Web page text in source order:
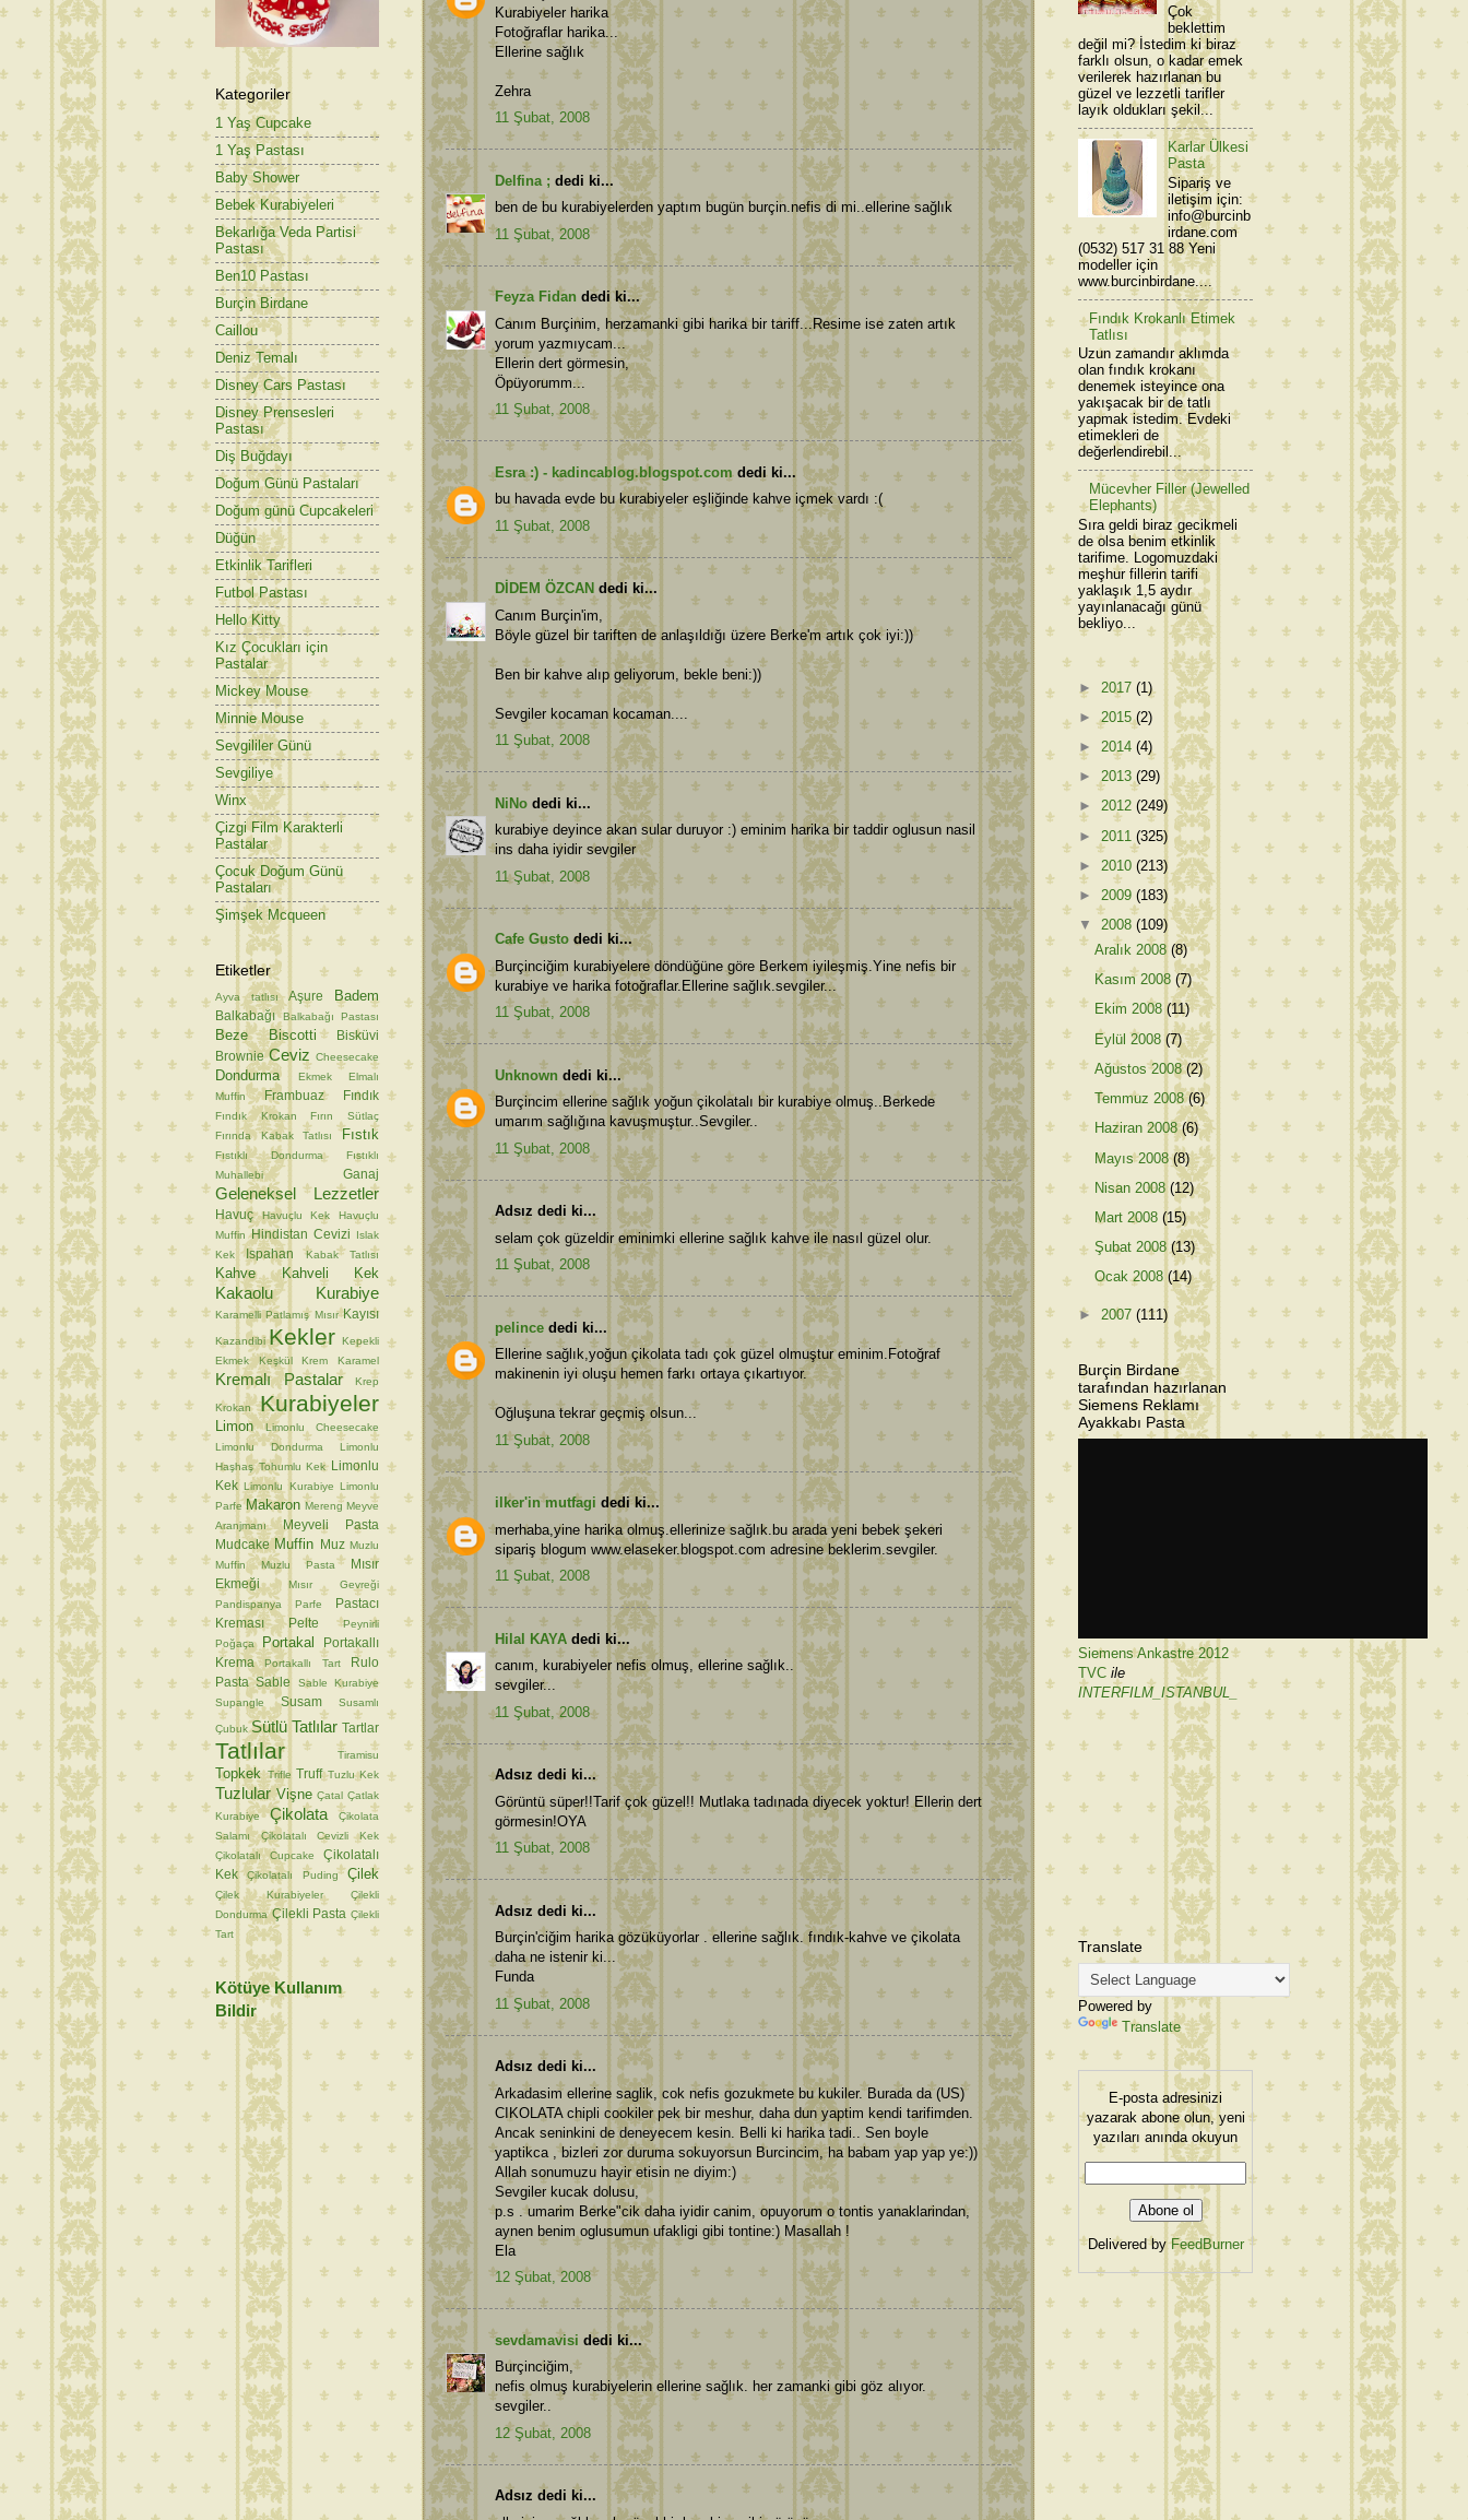
Kurabiyeler harika
Fotoğraflar harika...
Ellerine sağlık
Zehra
11 Şubat, 2008
Delfina ; dedi ki...
ben de bu kurabiyelerden yaptım bugün burçin.nefis di mi..ellerine sağlık
11 Şubat, 2008
Feyza Fidan dedi ki...
Canım Burçinim, herzamanki gibi harika bir tariff...Resime ise zaten artık
yorum yazmıycam...
Ellerin dert görmesin,
Öpüyorumm...
11 Şubat, 2008
Esra :) - kadincablog.blogspot.comdedi ki...
bu havada evde bu kurabiyeler eşliğinde kahve içmek vardı :(
11 Şubat, 2008
DİDEM ÖZCAN dedi ki...
Canım Burçin'im,
Böyle güzel bir tariften de anlaşıldığı üzere Berke'm artık çok iyi:))
Ben bir kahve alıp geliyorum, bekle beni:))
Sevgiler kocaman kocaman....
11 Şubat, 2008
NiNo dedi ki...
kurabiye deyince akan sular duruyor :) eminim harika bir taddir oglusun nasil
ins daha iyidir sevgiler
11 Şubat, 2008
Cafe Gusto dedi ki...
Burçinciğim kurabiyelere döndüğüne göre Berkem iyileşmiş.Yine nefis bir
kurabiye ve harika fotoğraflar.Ellerine sağlık.sevgiler...
11 Şubat, 2008
Unknown dedi ki...
Burçincim ellerine sağlık yoğun çikolatalı bir kurabiye olmuş..Berkede
umarım sağlığına kavuşmuştur..Sevgiler..
11 Şubat, 2008
Adsız dedi ki...
selam çok güzeldir eminimki ellerine sağlık kahve ile nasıl güzel olur.
11 Şubat, 2008
pelince dedi ki...
Ellerine sağlık,yoğun çikolata tadı çok güzel olmuştur eminim.Fotoğraf
makinenin iyi oluşu hemen farkı ortaya çıkartıyor.
Oğluşuna tekrar geçmiş olsun...
11 Şubat, 2008
ilker'in mutfagi dedi ki...
merhaba,yine harika olmuş.ellerinize sağlık.bu arada yeni bebek şekeri
sipariş blogum www.elaseker.blogspot.com adresine beklerim.sevgiler.
11 Şubat, 2008
Hilal KAYA dedi ki...
canım, kurabiyeler nefis olmuş, ellerine sağlık..
sevgiler...
11 Şubat, 2008
Adsız dedi ki...
Görüntü süper!!Tarif çok güzel!! Mutlaka tadınada diyecek yoktur! Ellerin dert
görmesin!OYA
11 Şubat, 2008
Adsız dedi ki...
Burçin'ciğim harika gözüküyorlar . ellerine sağlık. fındık-kahve ve çikolata
daha ne istenir ki...
Funda
11 Şubat, 2008
Adsız dedi ki...
Arkadasim ellerine saglik, cok nefis gozukmete bu kukiler. Burada da (US)
CIKOLATA chipli cookiler pek bir meshur, daha dun yaptim kendi tarifimden.
Ancak seninkini de deneyecem kesin. Belli ki harika tadi.. Sen boyle
yaptikca , bizleri zor duruma sokuyorsun Burcincim, ha babam yap yap ye:))
Allah sonumuzu hayir etisin ne diyim:)
Sevgiler kucak dolusu,
p.s . umarim Berke"cik daha iyidir canim, opuyorum o tontis yanaklarindan,
aynen benim oglusumun ufakligi gibi tontine:) Masallah !
Ela
12 Şubat, 2008
sevdamavisi dedi ki...
Burçinciğim,
nefis olmuş kurabiyelerin ellerine sağlık. her zamanki gibi göz alıyor.
sevgiler..
12 Şubat, 2008
Adsız dedi ki...
Kategoriler
1 Yaş Cupcake
1 Yaş Pastası
Baby Shower
Bebek Kurabiyeleri
Bekarlığa Veda Partisi
Pastası
Ben10 Pastası
Burçin Birdane
Caillou
Deniz Temalı
Disney Cars Pastası
Disney Prensesleri
Pastası
Diş Buğdayı
Doğum Günü Pastaları
Doğum günü Cupcakeleri
Düğün
Etkinlik Tarifleri
Futbol Pastası
Hello Kitty
Kız Çocukları için
Pastalar
Mickey Mouse
Minnie Mouse
Sevgililer Günü
Sevgiliye
Winx
Çizgi Film Karakterli
Pastalar
Çocuk Doğum Günü
Pastaları
Şimşek Mcqueen
Etiketler
Ayva tatlısı Aşure Badem
Balkabağı Balkabağı Pastası
Beze Biscotti
Bisküvi
Brownie Ceviz Cheesecake
Dondurma Ekmek
Elmalı
Muffin
Frambuaz Fındık
Fındık Krokan
Fırın Sütlaç
Fırında Kabak Tatlısı
Fıstık
Fıstıklı Dondurma
Fıstıklı
Muhallebi
Ganaj
Geleneksel Lezzetler
Havuç Havuçlu Kek
Havuçlu
Muffin Hindistan Cevizi
Islak
Kek
Ispahan Kabak Tatlısı
Kahve Kahveli Kek
Kakaolu Kurabiye
Karamelli Patlamış Mısır Kayısı
Kazandibi Kekler Kepekli
Ekmek
Keşkül Krem Karamel
Kremalı Pastalar Krep
Krokan Kurabiyeler
Limon
Limonlu Cheesecake
Limonlu Dondurma
Limonlu
Haşhaş Tohumlu Kek
Limonlu
Kek Limonlu Kurabiye Limonlu
Parfe Makaron Mereng Meyve
Aranjmanı
Meyveli Pasta
Mudcake Muffin Muz Muzlu
Muffin
Muzlu Pasta
Mısır
Ekmeği
Mısır Gevreği
Pandispanya
Parfe
Pastacı
Kreması
Pelte
Peynirli
Poğaça
Portakal
Portakallı
Krema
Portakallı Tart
Rulo
Pasta Sable
Sable Kurabiye
Supangle
Susam Susamlı
Çubuk Sütlü Tatlılar Tartlar
Tatlılar Tiramisu
Topkek Trifle Truff Tuzlu Kek
Tuzlular Vişne Çatal Çatlak
Kurabiye
Çikolata
Çikolata
Salamı
Çikolatalı Cevizli Kek
Çikolatalı Cupcake
Çikolatalı
Kek
Çikolatalı Puding Çilek
Çilek Kurabiyeler
Çilekli
Dondurma Çilekli Pasta Çilekli
Tart
Kötüye Kullanım
Bildir
Çok
beklettim
değil mi? İstedim ki biraz
farklı olsun, o kadar emek
verilerek hazırlanan bu
güzel ve lezzetli tarifler
layık oldukları şekil...
Karlar Ülkesi
Pasta
Sipariş ve
iletişim için:
info@burcinb
irdane.com
(0532) 517 31 88 Yeni
modeller için
www.burcinbirdane....
Fındık Krokanlı Etimek
Tatlısı
Uzun zamandır aklımda
olan fındık krokanı
denemek isteyince ona
yakışacak bir de tatlı
yapmak istedim. Evdeki
etimekleri de
değerlendirebil...
Mücevher Filler (Jewelled
Elephants)
Sıra geldi biraz gecikmeli
de olsa benim etkinlik
tarifime. Logomuzdaki
meşhur fillerin tarifi
yaklaşık 1,5 aydır
yayınlanacağı günü
bekliyo...
► 2017 (1)
►2015(2)
► 2014 (4)
► 2013 (29)
► 2012 (249)
► 2011 (325)
► 2010 (213)
► 2009 (183)
▼ 2008 (109)
Aralık 2008(8)
Kasım 2008(7)
Ekim 2008(11)
Eylül 2008(7)
Ağustos 2008(2)
Temmuz 2008(6)
Haziran 2008(6)
Mayıs 2008(8)
Nisan 2008(12)
Mart 2008(15)
Şubat 2008(13)
Ocak 2008(14)
► 2007 (111)
Burçin Birdane
tarafından hazırlanan
Siemens Reklamı
Ayakkabı Pasta
Siemens Ankastre 2012
TVC ile
INTERFILM_ISTANBUL_
Translate
Powered by
Translate
E-posta adresinizi
yazarak abone olun, yeni
yazıları anında okuyun
Delivered byFeedBurner